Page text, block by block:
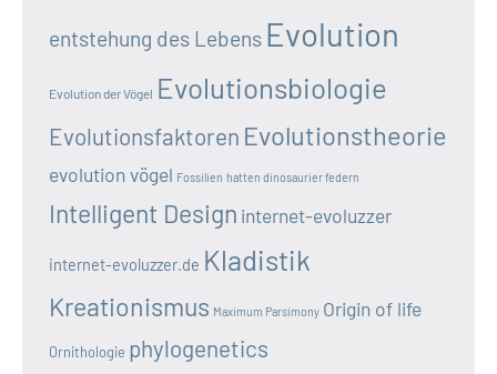
entstehung des Lebens Evolution
Evolution der Vögel Evolutionsbiologie
Evolutionsfaktoren Evolutionstheorie
evolution vögel Fossilien hatten dinosaurier federn
Intelligent Design internet-evoluzzer
internet-evoluzzer.de Kladistik
Kreationismus Maximum Parsimony Origin of life
Ornithologie phylogenetics